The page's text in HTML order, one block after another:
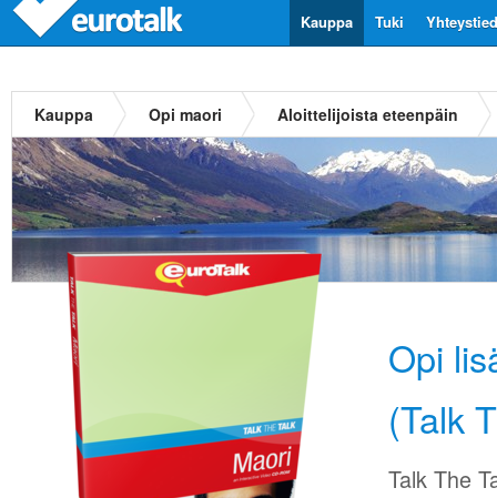
Tuki
Kauppa
Kauppa Opi maori Aloittelijoista eteenpäin
Opi
(Talk
Talk The